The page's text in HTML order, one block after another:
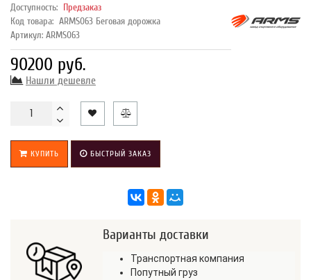
Доступность: Предзаказ
Код товара: ARMS063 Беговая дорожка
Артикул: ARMS063
90200 руб.
Нашли дешевле
КУПИТЬ БЫСТРЫЙ ЗАКАЗ
Варианты доставки
Транспортная компания
Попутный груз